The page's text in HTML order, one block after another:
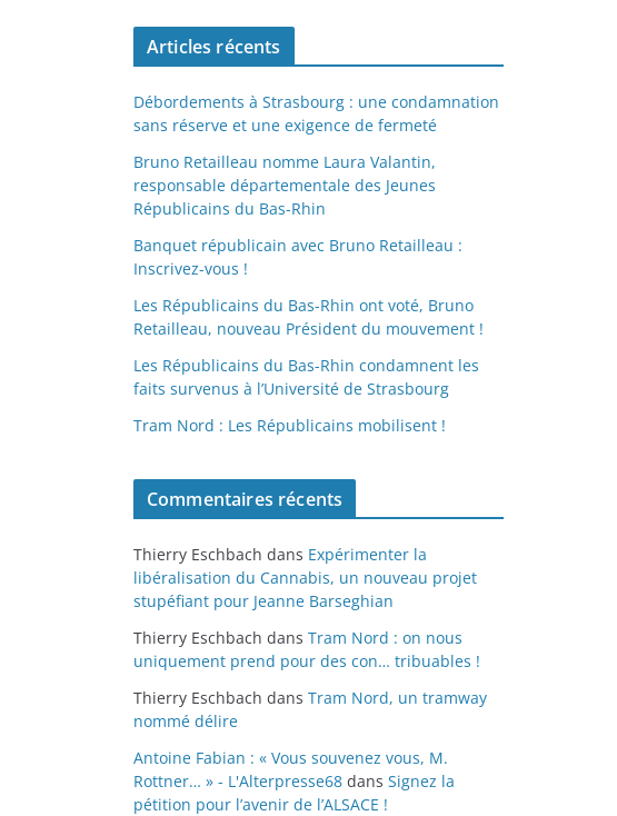
Articles récents
Débordements à Strasbourg : une condamnation
sans réserve et une exigence de fermeté
Bruno Retailleau nomme Laura Valantin,
responsable départementale des Jeunes
Républicains du Bas-Rhin
Banquet républicain avec Bruno Retailleau :
Inscrivez-vous !
Les Républicains du Bas-Rhin ont voté, Bruno
Retailleau, nouveau Président du mouvement !
Les Républicains du Bas-Rhin condamnent les
faits survenus à l’Université de Strasbourg
Tram Nord : Les Républicains mobilisent !
Commentaires récents
Thierry Eschbach dans Expérimenter la
libéralisation du Cannabis, un nouveau projet
stupéfiant pour Jeanne Barseghian
Thierry Eschbach dans Tram Nord : on nous
uniquement prend pour des con… tribuables !
Thierry Eschbach dans Tram Nord, un tramway
nommé délire
Antoine Fabian : « Vous souvenez vous, M.
Rottner… » - L'Alterpresse68 dans Signez la
pétition pour l’avenir de l’ALSACE !